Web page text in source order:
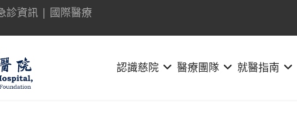
診資訊| 國際醫療
認識慈院 醫療團隊 就醫指南